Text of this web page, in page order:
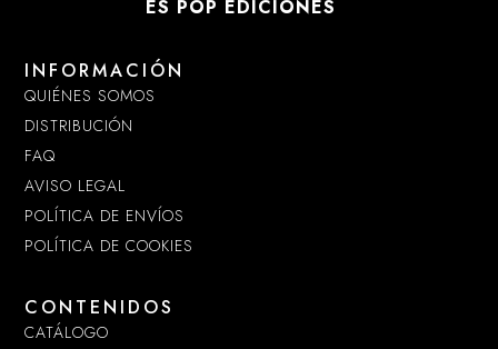
ES POP EDICIONES
INFORMACIÓN
QUIÉNES SOMOS
DISTRIBUCIÓN
FAQ
AVISO LEGAL
POLÍTICA DE ENVÍOS
POLÍTICA DE COOKIES
CONTENIDOS
CATÁLOGO